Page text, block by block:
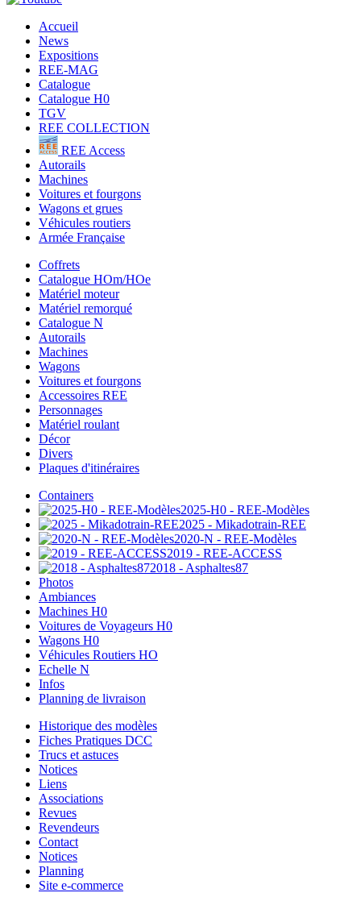
Accueil
News
Expositions
REE-MAG
Catalogue
Catalogue H0
TGV
REE COLLECTION
REE Access
Autorails
Machines
Voitures et fourgons
Wagons et grues
Véhicules routiers
Armée Française
Coffrets
Catalogue HOm/HOe
Matériel moteur
Matériel remorqué
Catalogue N
Autorails
Machines
Wagons
Voitures et fourgons
Accessoires REE
Personnages
Matériel roulant
Décor
Divers
Plaques d'itinéraires
Containers
2025-H0 - REE-Modèles
2025 - Mikadotrain-REE
2020-N - REE-Modèles
2019 - REE-ACCESS
2018 - Asphaltes87
Photos
Ambiances
Machines H0
Voitures de Voyageurs H0
Wagons H0
Véhicules Routiers HO
Echelle N
Infos
Planning de livraison
Historique des modèles
Fiches Pratiques DCC
Trucs et astuces
Notices
Liens
Associations
Revues
Revendeurs
Contact
Notices
Planning
Site e-commerce